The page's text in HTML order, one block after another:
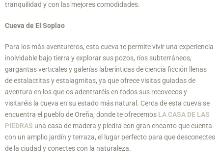
tranquilidad y con las mejores comodidades.
Cueva de El Soplao
Para los más aventureros, esta cueva te permite vivir una experiencia
inolvidable bajo tierra y explorar sus pozos, ríos subterráneos,
gargantas verticales y galerías laberínticas de ciencia ficción llenas
de estalactitas y estalagmitas, ya que ofrece visitas guiadas de
aventura en los que os adentraréis en todos sus recovecos y
visitaréis la cueva en su estado más natural. Cerca de esta cueva se
encuentra el pueblo de Oreña, donde te ofrecemos LA CASA DE LAS
PIEDRAS una casa de madera y piedra con gran encanto que cuenta
con un amplio jardín y terraza, el lugar perfecto para que desconectes
de la ciudad y conectes con la naturaleza.